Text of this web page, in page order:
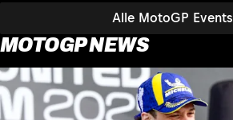
Alle MotoGP Events
MOTOGP NEWS